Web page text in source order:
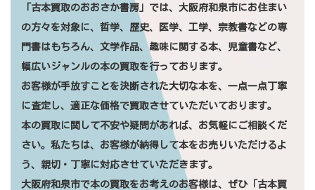
「古本買取のおおさか書房」では、大阪府和泉市にお住まい
の方々を対象に、哲学、歴史、医学、工学、宗教書などの専
門書はもちろん、文学作品、趣味に関する本、児童書など、
幅広いジャンルの本の買取を行っております。
お客様が手放すことを決断された大切な本を、一点一点丁寧
に査定し、適正な価格で買取させていただいております。
本の買取に関して不安や疑問があれば、お気軽にご相談くだ
さい。私たちは、お客様が納得して本をお売りいただけるよ
う、親切・丁寧に対応させていただきます。
大阪府和泉市で本の買取をお考えのお客様は、ぜひ「古本買